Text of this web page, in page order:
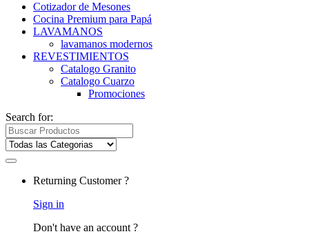
Cotizador de Mesones
Cocina Premium para Papá
LAVAMANOS
lavamanos modernos
REVESTIMIENTOS
Catalogo Granito
Catalogo Cuarzo
Promociones
Search for:
Returning Customer ?
Sign in
Don't have an account ?